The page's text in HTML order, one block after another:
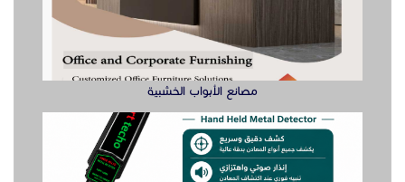
جهاز تفتيش يدوي وكشف الجوال
راوتر ريجي لتوفير اتصال سريع